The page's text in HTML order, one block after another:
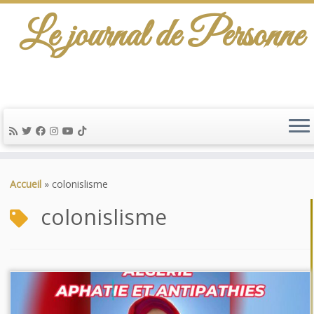
au
Le journal de Personne
Accueil » colonislisme
colonislisme